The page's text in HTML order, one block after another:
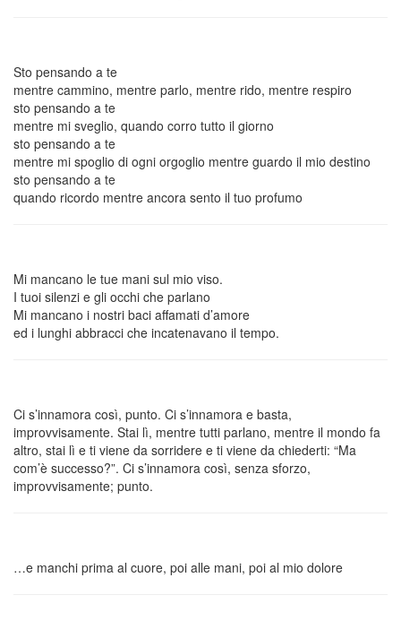
Sto pensando a te
mentre cammino, mentre parlo, mentre rido, mentre respiro
sto pensando a te
mentre mi sveglio, quando corro tutto il giorno
sto pensando a te
mentre mi spoglio di ogni orgoglio mentre guardo il mio destino
sto pensando a te
quando ricordo mentre ancora sento il tuo profumo
Mi mancano le tue mani sul mio viso.
I tuoi silenzi e gli occhi che parlano
Mi mancano i nostri baci affamati d’amore
ed i lunghi abbracci che incatenavano il tempo.
Ci s’innamora così, punto. Ci s’innamora e basta,
improvvisamente. Stai lì, mentre tutti parlano, mentre il mondo fa
altro, stai lì e ti viene da sorridere e ti viene da chiederti: “Ma
com’è successo?”. Ci s’innamora così, senza sforzo,
improvvisamente; punto.
…e manchi prima al cuore, poi alle mani, poi al mio dolore